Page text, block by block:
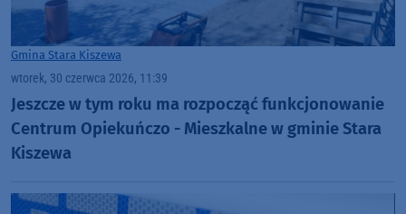
Gmina Stara Kiszewa
wtorek, 30 czerwca 2026, 11:39
Jeszcze w tym roku ma rozpocząć funkcjonowanie
Centrum Opiekuńczo - Mieszkalne w gminie Stara
Kiszewa